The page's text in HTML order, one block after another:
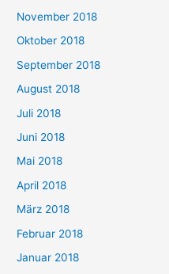
November 2018
Oktober 2018
September 2018
August 2018
Juli 2018
Juni 2018
Mai 2018
April 2018
März 2018
Februar 2018
Januar 2018